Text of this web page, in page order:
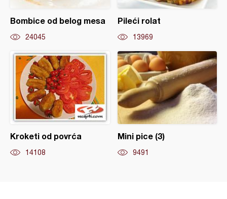
Bombice od belog mesa
24045
Pileći rolat
13969
Kroketi od povrća
14108
Mini pice (3)
9491